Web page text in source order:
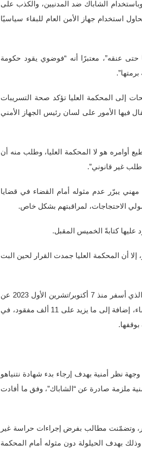
وباستخدام الشاباك ضد المدنيين، والكذب على
استخدام جهاز الأمن العام للبقاء سياسيًا
حتى عنقه”، معتبرًا أنه “فوضوي يقود حكومة
إعلام عبرية، الاثنين، أن رونين بار قدّم رسالة من 8 صفحات إلى المحكمة العليا تؤكد صحة التسريبات
فيها الأمور على لسان رئيس الجهاز الأمني
أوامره هو لا المحكمة العليا، وطلب منه أن
غير قانوني”.
يبرّر عدم مثوله أمام القضاء في قضايا
الاحتجاجات، لمراقبتهم بشكل خاص.
عليها كتابةً الخميس المقبل.
مارس الماضي، إقالة بار، إلا أن المحكمة العليا جمدت القرار لحين البت
ويأتي هذا التصعيد في ظل استمرار العدوان الإسرائيلي على قطاع غزة، الذي أسفر منذ 7 أكتوبر/تشرين الأول 2023 عن
استشهاد وإصابة أكثر من 168 ألف فلسطيني، معظمهم من الأطفال والنساء، إضافة إلى ما يزيد على 11 ألف مفقود، في
نظر أمنية بهدف إرجاء بدء شهادة نتنياهو
ملزمة صادرة عن “الشاباك”، وفق ما أفادت
وتضمّنت مطالب بفرض إجراءات حراسة غير
بهدف الحيلولة دون مثوله أمام المحكمة